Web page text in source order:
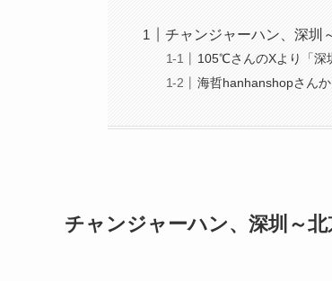
チャンジャーハン、深
105℃さんのXより「深
海哲hanhanshopさん
チャンジャーハン、深圳～